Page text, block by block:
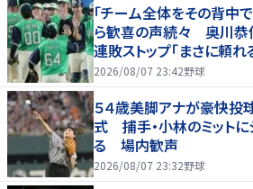
「チーム全体をその背中
ら歓喜の声続々 奥川恭
連敗ストップ「まさに頼れ
2026/08/07 23:42野球
５４歳美脚アナが豪快
式 捕手・小林のミットに
る 場内歓声
2026/08/07 23:32野球